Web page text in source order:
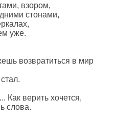
взором,
стонами,
уже.
возвратиться в мир
Как верить хочется,
слова.